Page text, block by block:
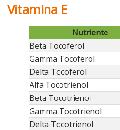
Vitamina E
Nutriente
Beta Tocoferol
Gamma Tocoferol
Delta Tocoferol
Alfa Tocotrienol
Beta Tocotrienol
Gamma Tocotrienol
Delta Tocotrienol